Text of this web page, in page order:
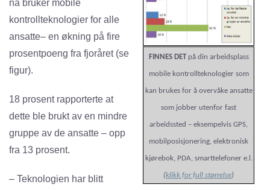
FINNES DETpå din arbeidsplass
mobile kontrollteknologier som
kan brukes for å overvåke ansatte
som jobber utenfor fast
arbeidssted – eksempelvis GPS,
mobilposisjonering, elektronisk
kjørebok, PDA, smarttelefoner e.l.
(klikk for full størrelse)
nå bruker mobile
kontrollteknologier for alle
ansatte– en økning på fire
prosentpoeng fra fjoråret (se
figur).
18 prosent rapporterte at
dette ble brukt av en mindre
gruppe av de ansatte – opp
fra 13 prosent.
– Teknologien har blitt